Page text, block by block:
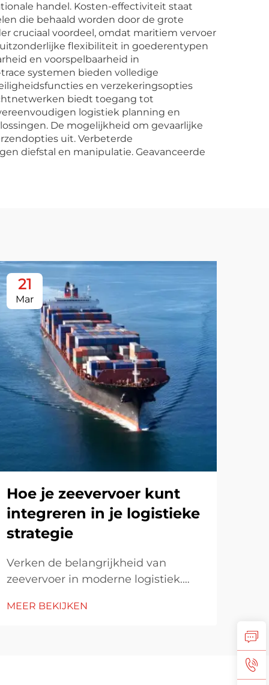
Douaneafhandeling
handel. Kosten-effectiviteit staat
die behaald worden door de grote
cruciaal voordeel, omdat maritiem vervoer
flexibiliteit in goederentypen
en voorspelbaarheid in
systemen bieden volledige
en verzekeringsopties
biedt toegang tot
logistiek planning en
De mogelijkheid om gevaarlijke
uit. Verbeterde
diefstal en manipulatie. Geavanceerde
21
Mar
Hoe je zeevervoer kunt
integreren in je logistieke
strategie
Verken de belangrijkheid van
zeevervoer in moderne logistiek.
wereldhandel, kosten-efficiëntie
MEER BEKIJKEN